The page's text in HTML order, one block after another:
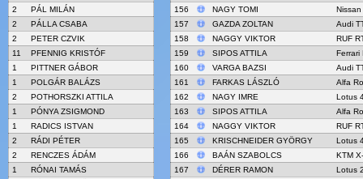
2
PÁL MILÁN
2
PÁLLA CSABA
2
PETER CZVIK
11
PFENNIG KRISTÓF
1
PITTNER GÁBOR
1
POLGÁR BALÁZS
2
POTHORSZKI ATTILA
1
PÓNYA ZSIGMOND
1
RADICS ISTVAN
2
RÁDI PÉTER
2
RENCZES ÁDÁM
1
RÓNAI TAMÁS
156
NAGY TOMI
Nissan
157
GAZDA ZOLTAN
Audi
158
NAGGY VIKTOR
RUF
159
SIPOS ATTILA
Ferrari
160
VARGA BAZSI
Audi
161
FARKAS LÁSZLÓ
Alfa
162
NAGY IMRE
Lotus
163
SIPOS ATTILA
Alfa
164
NAGGY VIKTOR
RUF
165
KRISCHNEIDER GYÖRGY
Lotus
166
BAÁN SZABOLCS
KTM
167
DÉRER RAMON
Lotus